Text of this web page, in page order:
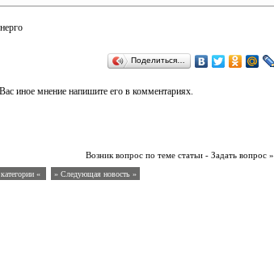
Поделиться…
иное мнение напишите его в комментариях.
Возник вопрос по теме статьи - Задать вопрос »
« » Следующая новость »